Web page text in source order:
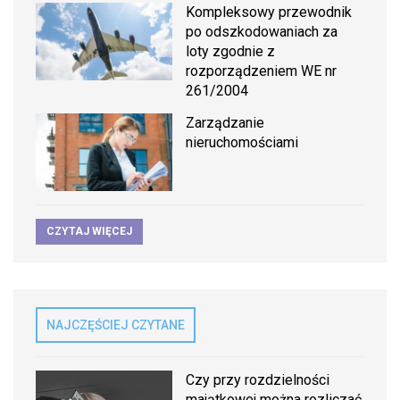
Kompleksowy przewodnik
po odszkodowaniach za
loty zgodnie z
rozporządzeniem WE nr
261/2004
Zarządzanie
nieruchomościami
CZYTAJ WIĘCEJ
NAJCZĘŚCIEJ CZYTANE
Czy przy rozdzielności